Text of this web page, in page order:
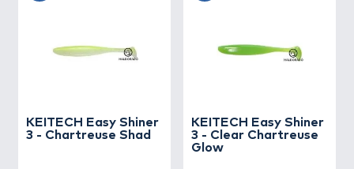
KEITECH
Easy Shiner
3 - Chartreuse Shad
KEITECH
Easy Shiner
3 - Clear Chartreuse
Glow